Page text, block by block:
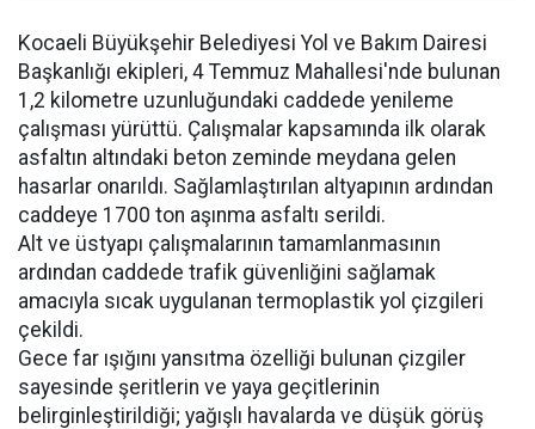
Kocaeli Büyükşehir Belediyesi Yol ve Bakım Dairesi
Başkanlığı ekipleri, 4 Temmuz Mahallesi'nde bulunan
1,2 kilometre uzunluğundaki caddede yenileme
çalışması yürüttü. Çalışmalar kapsamında ilk olarak
asfaltın altındaki beton zeminde meydana gelen
hasarlar onarıldı. Sağlamlaştırılan altyapının ardından
caddeye 1700 ton aşınma asfaltı serildi.
Alt ve üstyapı çalışmalarının tamamlanmasının
ardından caddede trafik güvenliğini sağlamak
amacıyla sıcak uygulanan termoplastik yol çizgileri
çekildi.
Gece far ışığını yansıtma özelliği bulunan çizgiler
sayesinde şeritlerin ve yaya geçitlerinin
belirginleştirildiği; yağışlı havalarda ve düşük görüş